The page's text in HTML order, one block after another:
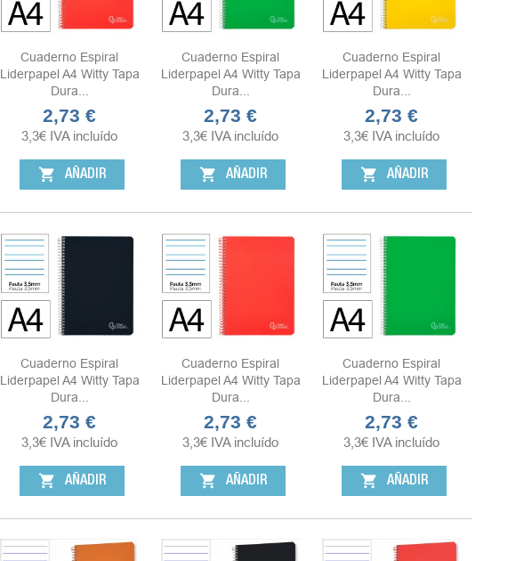
Cuaderno Espiral
Liderpapel A4 Witty Tapa
Dura...
Precio
2,73 €
3,3€ IVA incluído
shopping_cart AÑADIR
Cuaderno Espiral
Liderpapel A4 Witty Tapa
Dura...
Precio
2,73 €
3,3€ IVA incluído
shopping_cart AÑADIR
Cuaderno Espiral
Liderpapel A4 Witty Tapa
Dura...
Precio
2,73 €
3,3€ IVA incluído
shopping_cart AÑADIR
Cuaderno Espiral
Liderpapel A4 Witty Tapa
Dura...
Precio
2,73 €
3,3€ IVA incluído
shopping_cart AÑADIR
Cuaderno Espiral
Liderpapel A4 Witty Tapa
Dura...
Precio
2,73 €
3,3€ IVA incluído
shopping_cart AÑADIR
Cuaderno Espiral
Liderpapel A4 Witty Tapa
Dura...
Precio
2,73 €
3,3€ IVA incluído
shopping_cart AÑADIR